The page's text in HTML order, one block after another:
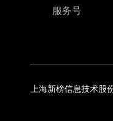
服务号
上海新榜信息技术股